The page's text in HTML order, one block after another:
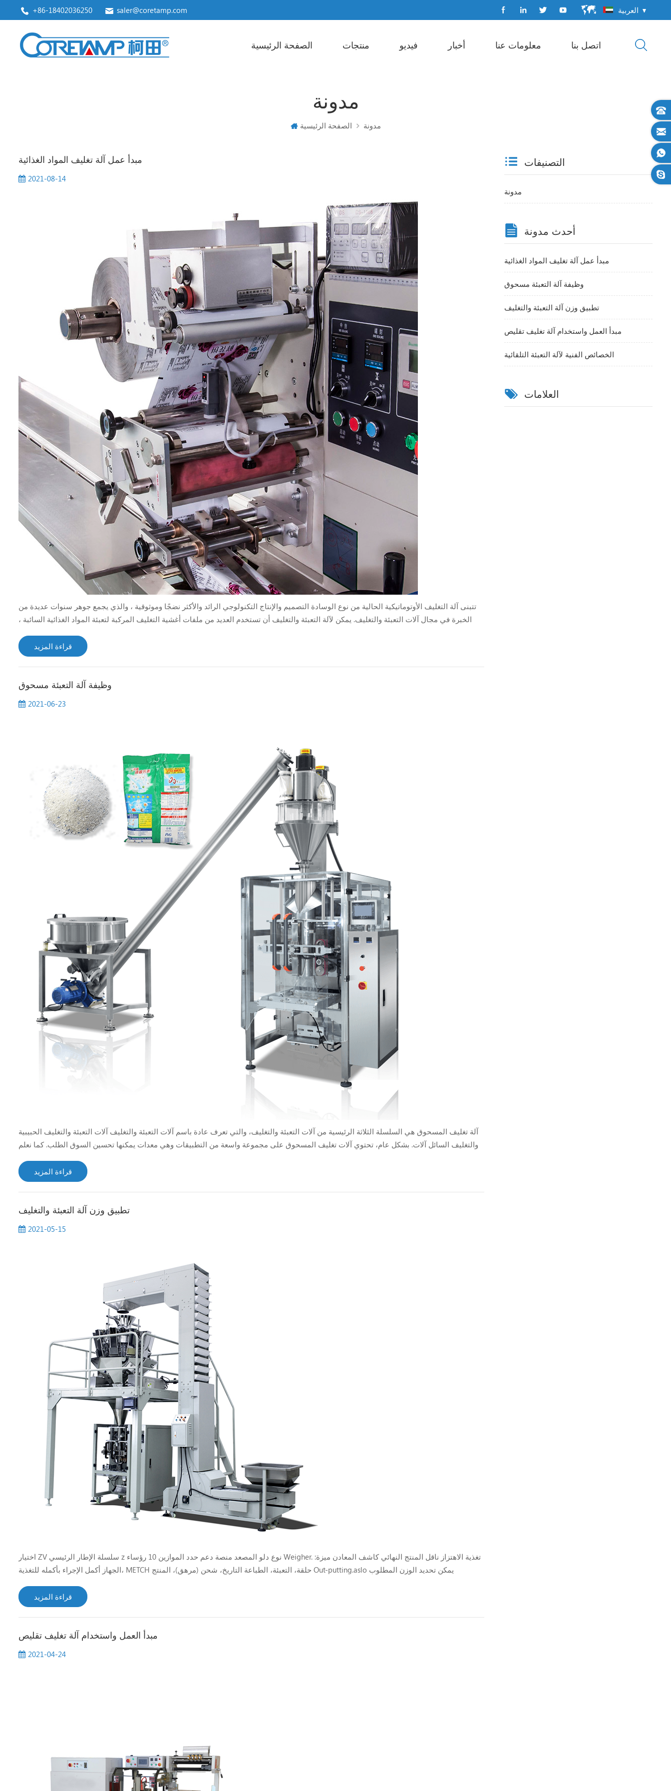
+86-18402036250 saler@coretamp.com العربية
الصفحة الرئيسية منتجات فيديو أخبار معلومات عنا اتصل بنا
مدونة
الصفحة الرئيسية مدونة
مبدأ عمل آلة تغليف المواد الغذائية
2021-08-14
تتبنى آلة التغليف الأوتوماتيكية الحالية من نوع الوسادة التصميم والإنتاج التكنولوجي الرائد والأكثر نضجًا وموثوقية ، والذي يجمع جوهر سنوات عديدة من
الخبرة في مجال آلات التعبئة والتغليف. يمكن لآلة التعبئة والتغليف أن تستخدم العديد من ملفات أغشية التغليف المركبة لتعبئة المواد الغذائية السائبة ،
قراءة المزيد
وظيفة آلة التعبئة مسحوق
2021-06-23
آلة تغليف المسحوق هي السلسلة الثلاثة الرئيسية من آلات التعبئة والتغليف، والتي تعرف عادة باسم آلات التعبئة والتغليف آلات التعبئة والتغليف الحبيبية
والتغليف السائل آلات. بشكل عام، تحتوي آلات تغليف المسحوق على مجموعة واسعة من التطبيقات وهي معدات يمكنها تحسين السوق الطلب. كما نعلم
قراءة المزيد
تطبيق وزن آلة التعبئة والتغليف
2021-05-15
اختيار ZV سلسلة الإطار الرئيسي z نوع دلو المصعد منصة دعم حدد الموازين 10 رؤساء Weigher. تغذية الاهتزاز ناقل المنتج النهائي كاشف المعادن ميزة:
الجهاز أكمل الإجراء بأكمله للتغذية، METCH حلقة، التعبئة، الطباعة التاريخ، شحن (مرهق)، المنتج Out-putting.aslo يمكن تحديد الوزن المطلوب
قراءة المزيد
مبدأ العمل واستخدام آلة تغليف تقليص
2021-04-24
التصنيفات
مدونة
أحدث مدونة
مبدأ عمل آلة تغليف المواد الغذائية
وظيفة آلة التعبئة مسحوق
تطبيق وزن آلة التعبئة والتغليف
مبدأ العمل واستخدام آلة تغليف تقليص
الخصائص الفنية لآلة التعبئة التلقائية
العلامات